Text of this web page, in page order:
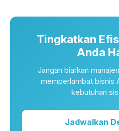
Tingkatkan
Anda
Jangan biarkan
memperlambat bisnis
kebutuhan
Jadwalkan